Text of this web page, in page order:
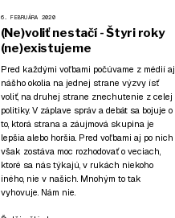
6. FEBRUÁRA 2020
(Ne)voliť nestačí - Štyri roky
(ne)existujeme
Pred každými voľbami počúvame z médií aj
nášho okolia na jednej strane výzvy ísť
voliť, na druhej strane znechutenie z celej
politiky. V záplave správ a debát sa bojuje o
to, ktorá strana a záujmová skupina je
lepšia alebo horšia. Pred voľbami aj po nich
však zostáva moc rozhodovať o veciach,
ktoré sa nás týkajú, v rukách niekoho
iného, nie v našich. Mnohým to tak
vyhovuje. Nám nie.